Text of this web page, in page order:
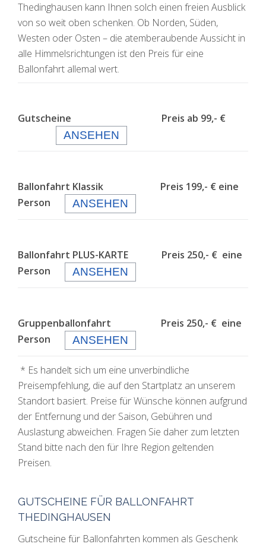
Thedinghausen kann Ihnen solch einen freien Ausblick
von so weit oben schenken. Ob Norden, Süden,
Westen oder Osten – die atemberaubende Aussicht in
alle Himmelsrichtungen ist den Preis für eine
Ballonfahrt allemal wert.
Gutscheine Preis ab 99,- €
ANSEHEN
Ballonfahrt Klassik Preis 199,- € eine
Person
ANSEHEN
Ballonfahrt PLUS-KARTE Preis 250,- € eine
Person
ANSEHEN
Gruppenballonfahrt Preis 250,- € eine
Person
ANSEHEN
* Es handelt sich um eine unverbindliche
Preisempfehlung, die auf den Startplatz an unserem
Standort basiert. Preise für Wünsche können aufgrund
der Entfernung und der Saison, Gebühren und
Auslastung abweichen. Fragen Sie daher zum letzten
Stand bitte nach den für Ihre Region geltenden
Preisen.
GUTSCHEINE FÜR BALLONFAHRT
THEDINGHAUSEN
Gutscheine für Ballonfahrten kommen als Geschenk